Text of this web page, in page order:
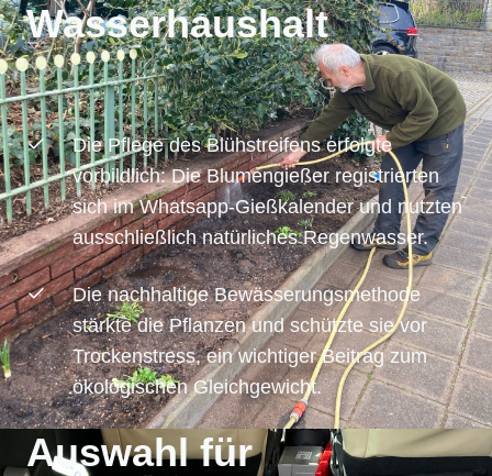
Wasserhaushalt
Die Pflege des Blühstreifens erfolgte
vorbildlich: Die Blumengießer registrierten
sich im Whatsapp-Gießkalender und nutzten
ausschließlich natürliches Regenwasser.
Die nachhaltige Bewässerungsmethode
stärkte die Pflanzen und schützte sie vor
Trockenstress, ein wichtiger Beitrag zum
ökologischen Gleichgewicht.
Auswahl für